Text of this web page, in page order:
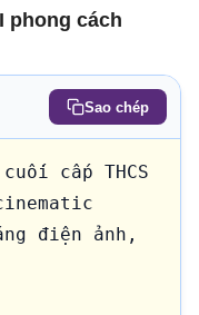
phong cách
Sao chép
cấp THCS
điện ảnh,